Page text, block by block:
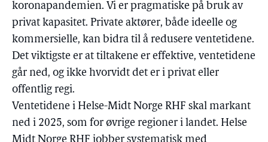
koronapandemien. Vi er pragmatiske på bruk av
privat kapasitet. Private aktører, både ideelle og
kommersielle, kan bidra til å redusere ventetidene.
Det viktigste er at tiltakene er effektive, ventetidene
går ned, og ikke hvorvidt det er i privat eller
offentlig regi.
Ventetidene i Helse-Midt Norge RHF skal markant
ned i 2025, som for øvrige regioner i landet. Helse